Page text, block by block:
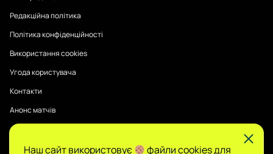
Редакційна політика
Політика конфіденційності
Використання cookies
Угода користувача
Контакти
Анонс матчів
Наш сайт використовує файли cookies для